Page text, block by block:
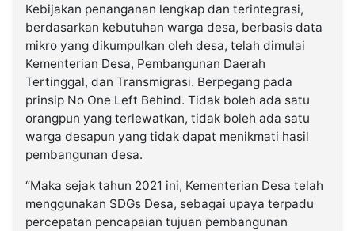
Kebijakan penanganan lengkap dan terintegrasi,
berdasarkan kebutuhan warga desa, berbasis data
mikro yang dikumpulkan oleh desa, telah dimulai
Kementerian Desa, Pembangunan Daerah
Tertinggal, dan Transmigrasi. Berpegang pada
prinsip No One Left Behind. Tidak boleh ada satu
orangpun yang terlewatkan, tidak boleh ada satu
warga desapun yang tidak dapat menikmati hasil
pembangunan desa.
“Maka sejak tahun 2021 ini, Kementerian Desa telah
menggunakan SDGs Desa, sebagai upaya terpadu
percepatan pencapaian tujuan pembangunan